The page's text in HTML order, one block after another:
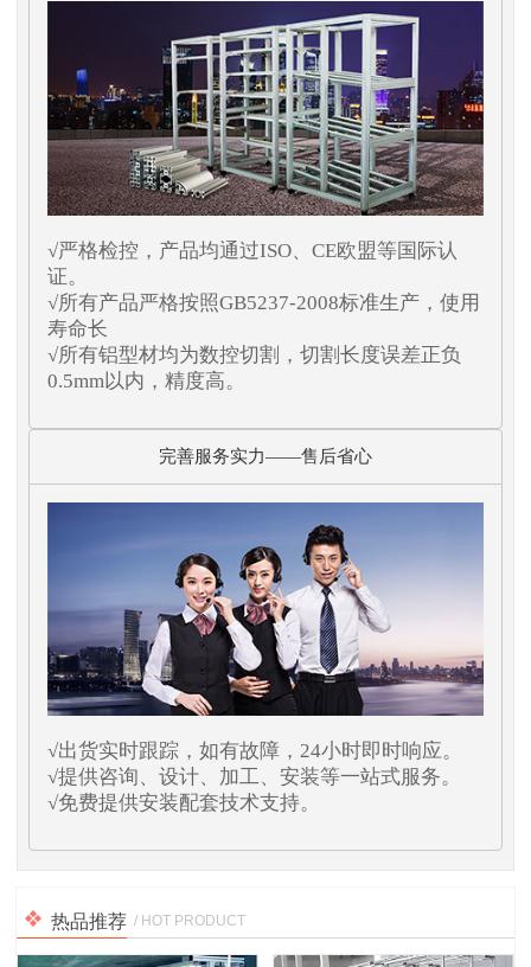
√严格检控，产品均通过ISO、CE欧盟等国际认
证。
√所有产品严格按照GB5237-2008标准生产，使用
寿命长
√所有铝型材均为数控切割，切割长度误差正负
0.5mm以内，精度高。
完善服务实力——售后省心
√出货实时跟踪，如有故障，24小时即时响应。
√提供咨询、设计、加工、安装等一站式服务。
√免费提供安装配套技术支持。
热品推荐 / HOT PRODUCT